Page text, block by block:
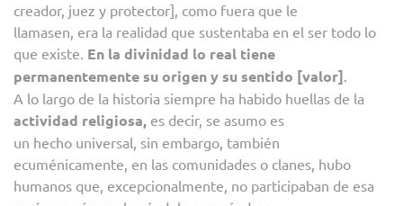
creador, juez y protector], como fuera que le
llamasen, era la realidad que sustentaba en el ser todo lo
que existe. En la divinidad lo real tiene
permanentemente su origen y su sentido [valor].
A lo largo de la historia siempre ha habido huellas de la
actividad religiosa, es decir, se asumo es
un hecho universal, sin embargo, también
ecuménicamente, en las comunidades o clanes, hubo
humanos que, excepcionalmente, no participaban de esa